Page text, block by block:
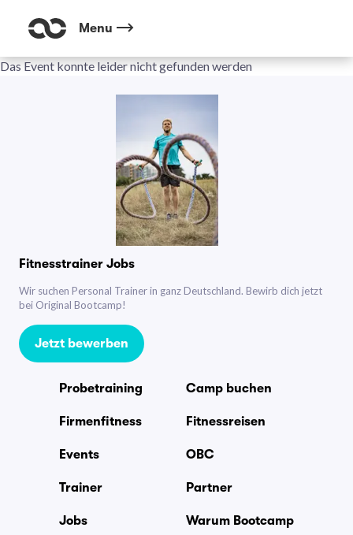
Menu
Das Event konnte leider nicht gefunden werden
Fitnesstrainer Jobs
Wir suchen Personal Trainer in ganz Deutschland. Bewirb dich jetzt
bei Original Bootcamp!
Jetzt bewerben
Probetraining Camp buchen
Firmenfitness Fitnessreisen
Events OBC
Trainer Partner
Jobs Warum Bootcamp